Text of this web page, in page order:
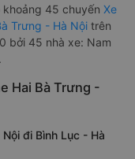
45 chuyến Xe
Trưng - Hà Nội trên
bởi 45 nhà xe: Nam
Hai Bà Trưng -
đi Bình Lục - Hà